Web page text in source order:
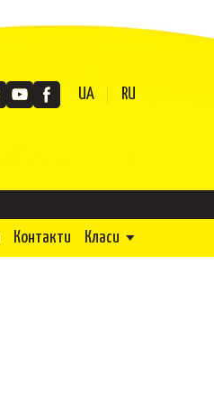
UA RU
Контакти Класи